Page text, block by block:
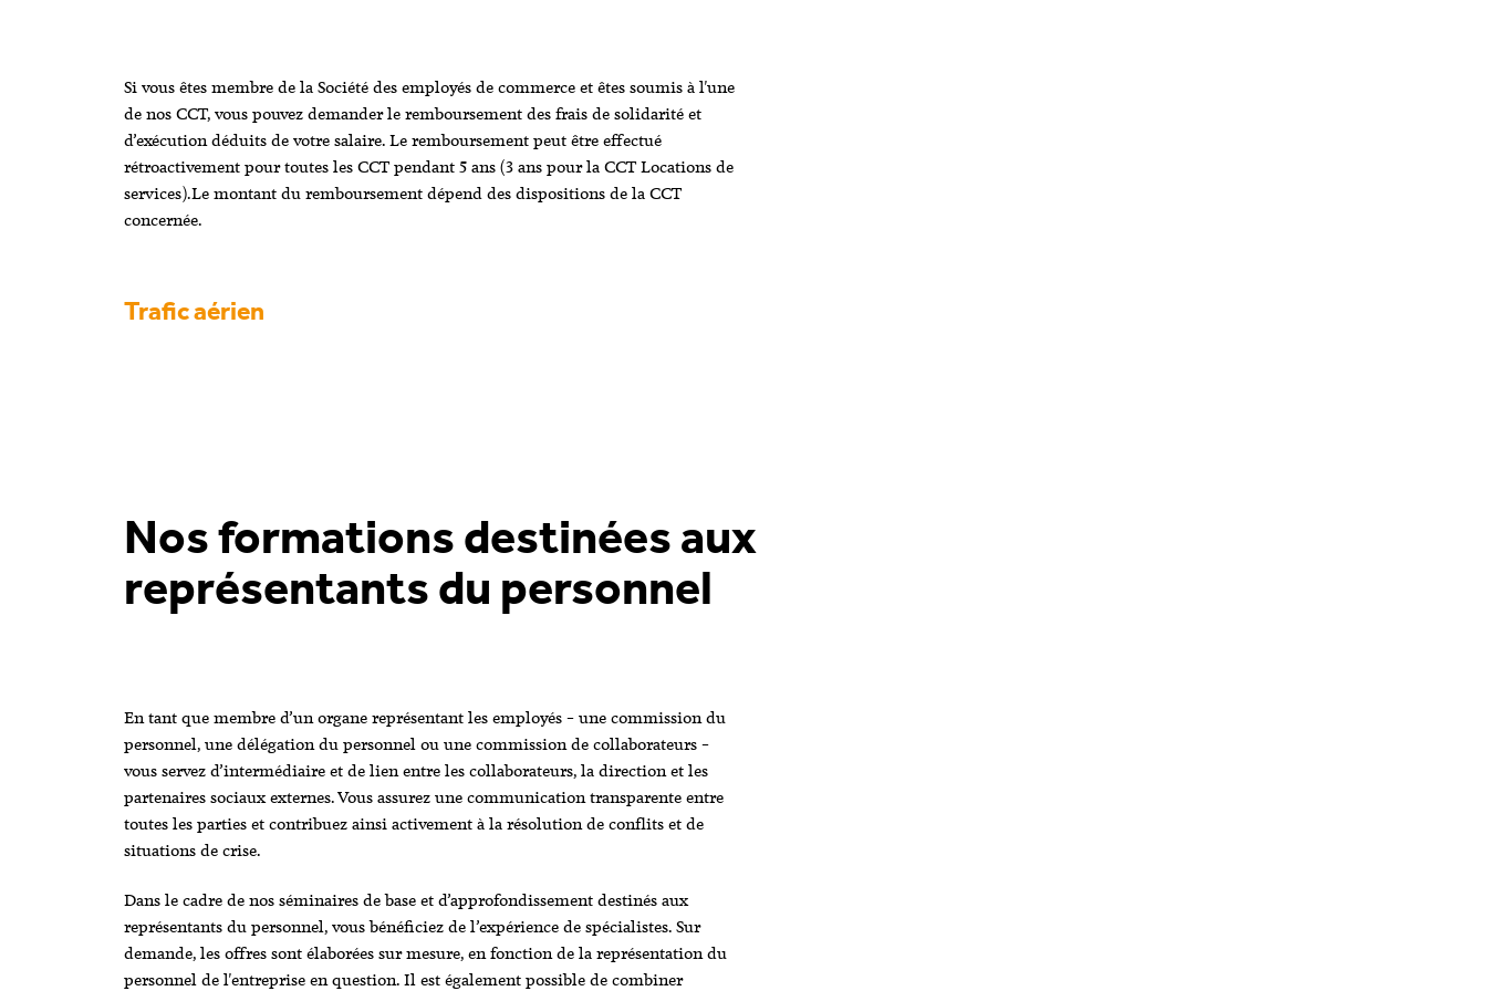
Si vous êtes membre de la Société des employés de commerce et êtes soumis à l'une
de nos CCT, vous pouvez demander le remboursement des frais de solidarité et
d’exécution déduits de votre salaire. Le remboursement peut être effectué
rétroactivement pour toutes les CCT pendant 5 ans (3 ans pour la CCT Locations de
services).Le montant du remboursement dépend des dispositions de la CCT
concernée.
Trafic aérien
Nos formations destinées aux
représentants du personnel
En tant que membre d’un organe représentant les employés – une commission du
personnel, une délégation du personnel ou une commission de collaborateurs –
vous servez d’intermédiaire et de lien entre les collaborateurs, la direction et les
partenaires sociaux externes. Vous assurez une communication transparente entre
toutes les parties et contribuez ainsi activement à la résolution de conflits et de
situations de crise.
Dans le cadre de nos séminaires de base et d’approfondissement destinés aux
représentants du personnel, vous bénéficiez de l’expérience de spécialistes. Sur
demande, les offres sont élaborées sur mesure, en fonction de la représentation du
personnel de l'entreprise en question. Il est également possible de combiner